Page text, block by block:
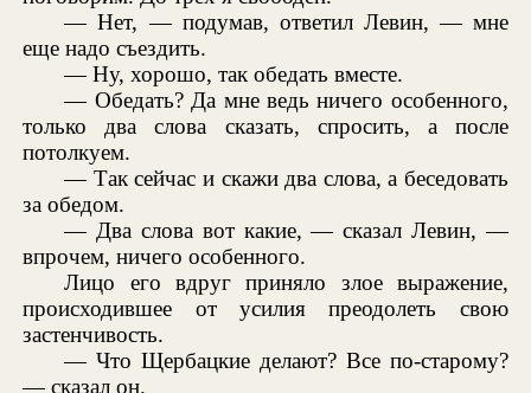
— Нет, — подумав, ответил Левин, — мне
еще надо съездить.
— Ну, хорошо, так обедать вместе.
— Обедать? Да мне ведь ничего особенного,
только два слова сказать, спросить, а после
потолкуем.
— Так сейчас и скажи два слова, а беседовать
за обедом.
— Два слова вот какие, — сказал Левин, —
впрочем, ничего особенного.
Лицо его вдруг приняло злое выражение,
происходившее от усилия преодолеть свою
застенчивость.
— Что Щербацкие делают? Все по-старому?
— сказал он.